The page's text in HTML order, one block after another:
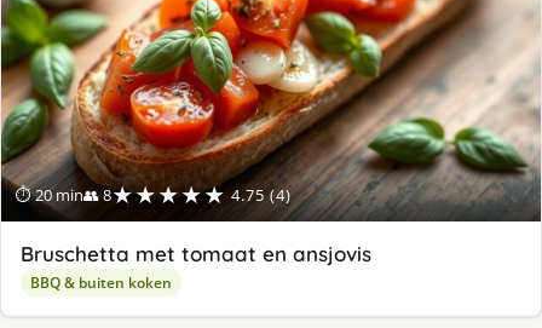
⏱ 20 min👥 8★★★★★ 4.75 (4)
Bruschetta met tomaat en ansjovis
BBQ & buiten koken